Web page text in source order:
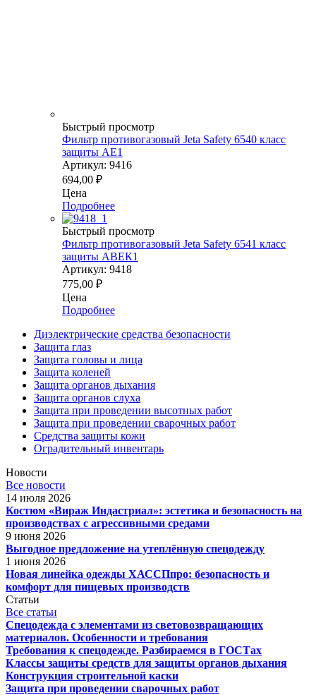
Быстрый просмотр
Фильтр противогазовый Jeta Safety 6540 класс
защиты АЕ1
Артикул: 9416
694,00 ₽
Цена
Подробнее
Быстрый просмотр
Фильтр противогазовый Jeta Safety 6541 класс
защиты АВЕК1
Артикул: 9418
775,00 ₽
Цена
Подробнее
Диэлектрические средства безопасности
Защита глаз
Защита головы и лица
Защита коленей
Защита органов дыхания
Защита органов слуха
Защита при проведении высотных работ
Защита при проведении сварочных работ
Средства защиты кожи
Оградительный инвентарь
Новости
Все новости
14 июля 2026
Костюм «Вираж Индастриал»: эстетика и безопасность на
производствах с агрессивными средами
9 июня 2026
Выгодное предложение на утеплённую спецодежду
1 июня 2026
Новая линейка одежды ХАССПпро: безопасность и
комфорт для пищевых производств
Статьи
Все статьи
Спецодежда с элементами из световозвращающих
материалов. Особенности и требования
Требования к спецодежде. Разбираемся в ГОСТах
Классы защиты средств для защиты органов дыхания
Конструкция строительной каски
Защита при проведении сварочных работ